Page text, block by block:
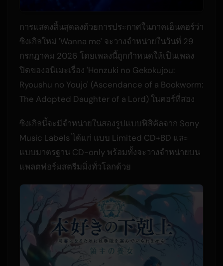
การแสดงสิ้นสุดลงด้วยการประกาศในภาคเอ็นคอร์ว่า
ซิงเกิลใหม่ 'Wanna me' จะวางจำหน่ายในวันที่ 29
กรกฎาคม 2026 โดยเพลงนี้ถูกกำหนดให้เป็นเพลง
ปิดของอนิเมะเรื่อง 'Honzuki no Gekokujou:
Ryoushu no Youjo' (Ascendance of a Bookworm:
The Adopted Daughter of a Lord) ในคอร์ที่สอง
ซิงเกิลนี้จะมีจำหน่ายในสองรูปแบบฟิสิคัลจาก Sony
Music Labels ได้แก่ แบบ Limited CD+BD และ
แบบมาตรฐาน CD-only พร้อมทั้งจะวางจำหน่ายบน
แพลตฟอร์มสตรีมมิ่งทั่วโลกด้วย